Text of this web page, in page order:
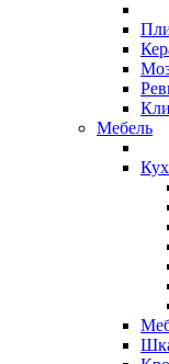
Мебель